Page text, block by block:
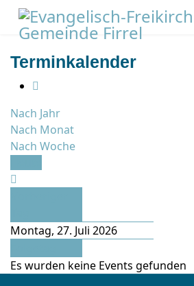
Terminkalender
Nach Jahr
Nach Monat
Nach Woche
Montag, 27. Juli 2026
Es wurden keine Events gefunden